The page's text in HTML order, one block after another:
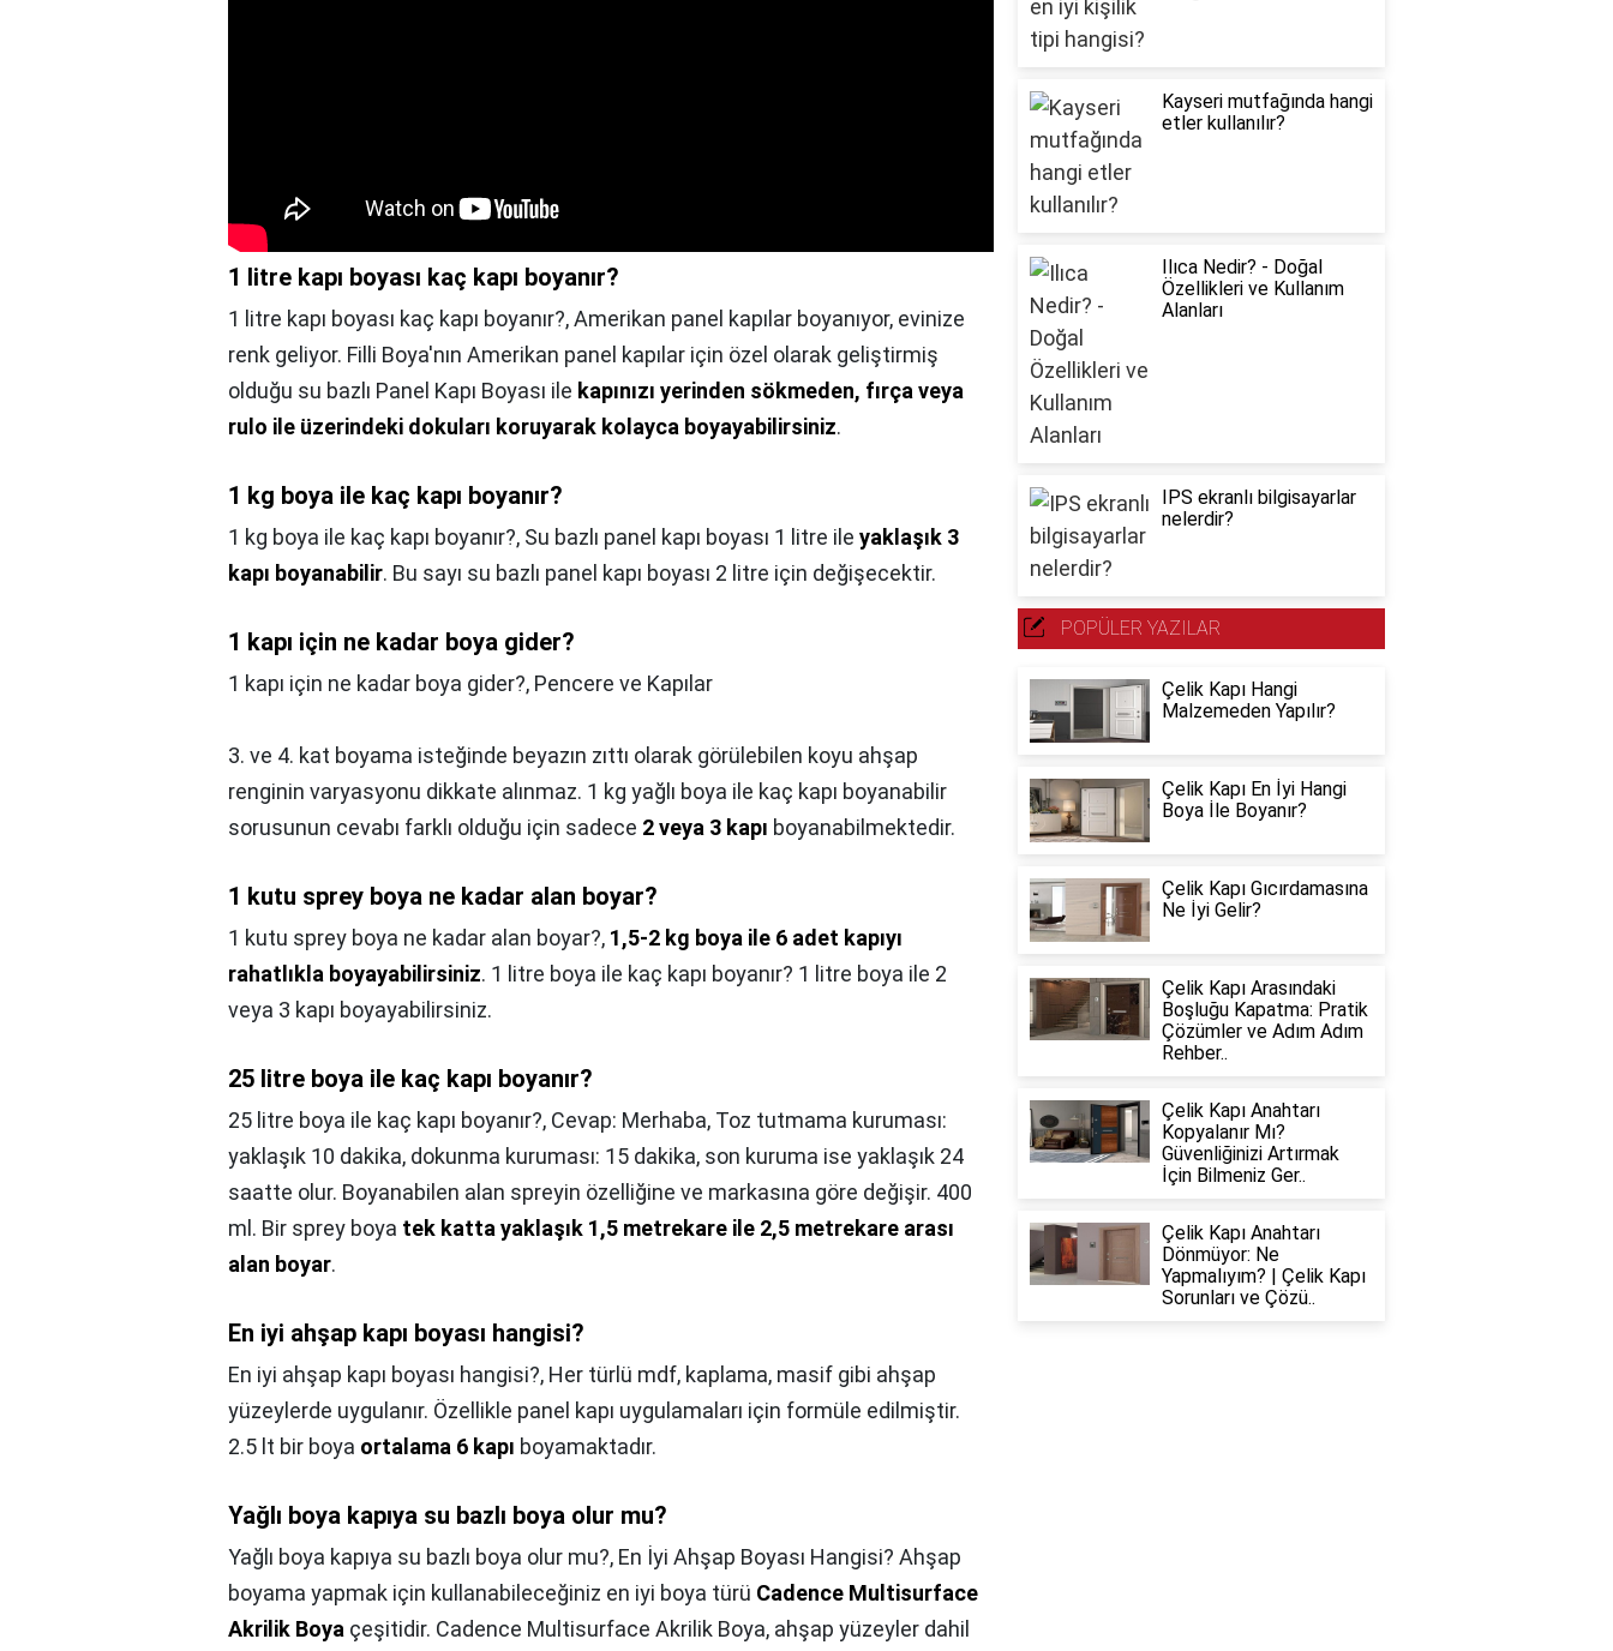
1 litre kapı boyası kaç kapı boyanır?
1 litre kapı boyası kaç kapı boyanır?,Amerikan panel kapılar boyanıyor, evinize
renk geliyor. Filli Boya'nın Amerikan panel kapılar için özel olarak geliştirmiş
olduğu su bazlı Panel Kapı Boyası ile kapınızı yerinden sökmeden, fırça veya
rulo ile üzerindeki dokuları koruyarak kolayca boyayabilirsiniz.
1 kg boya ile kaç kapı boyanır?
1 kg boya ile kaç kapı boyanır?, Su bazlı panel kapı boyası 1 litre ile yaklaşık 3
kapı boyanabilir. Bu sayı su bazlı panel kapı boyası 2 litre için değişecektir.
1 kapı için ne kadar boya gider?
1 kapı için ne kadar boya gider?, Pencere ve Kapılar
3. ve 4. kat boyama isteğinde beyazın zıttı olarak görülebilen koyu ahşap
renginin varyasyonu dikkate alınmaz. 1 kg yağlı boya ile kaç kapı boyanabilir
sorusunun cevabı farklı olduğu için sadece 2 veya 3 kapı boyanabilmektedir.
1 kutu sprey boya ne kadar alan boyar?
1 kutu sprey boya ne kadar alan boyar?, 1,5-2 kg boya ile 6 adet kapıyı
rahatlıkla boyayabilirsiniz. 1 litre boya ile kaç kapı boyanır? 1 litre boya ile 2
veya 3 kapı boyayabilirsiniz.
25 litre boya ile kaç kapı boyanır?
25 litre boya ile kaç kapı boyanır?, Cevap: Merhaba, Toz tutmama kuruması:
yaklaşık 10 dakika, dokunma kuruması: 15 dakika, son kuruma ise yaklaşık 24
saatte olur. Boyanabilen alan spreyin özelliğine ve markasına göre değişir. 400
ml. Bir sprey boya tek katta yaklaşık 1,5 metrekare ile 2,5 metrekare arası
alan boyar.
En iyi ahşap kapı boyası hangisi?
En iyi ahşap kapı boyası hangisi?, Her türlü mdf, kaplama, masif gibi ahşap
yüzeylerde uygulanır. Özellikle panel kapı uygulamaları için formüle edilmiştir.
2.5 lt bir boya ortalama 6 kapı boyamaktadır.
Yağlı boya kapıya su bazlı boya olur mu?
Yağlı boya kapıya su bazlı boya olur mu?, En İyi Ahşap Boyası Hangisi? Ahşap
boyama yapmak için kullanabileceğiniz en iyi boya türü Cadence Multisurface
Akrilik Boya çeşitidir. Cadence Multisurface Akrilik Boya, ahşap yüzeyler dahil
Kayseri mutfağında hangi
etler kullanılır?
Ilıca Nedir? - Doğal
Özellikleri ve Kullanım
Alanları
IPS ekranlı bilgisayarlar
nelerdir?
POPÜLER YAZILAR
Çelik Kapı Hangi
Malzemeden Yapılır?
Çelik Kapı En İyi Hangi
Boya İle Boyanır?
Çelik Kapı Gıcırdamasına
Ne İyi Gelir?
Çelik Kapı Arasındaki
Boşluğu Kapatma: Pratik
Çözümler ve Adım Adım
Rehber..
Çelik Kapı Anahtarı
Kopyalanır Mı?
Güvenliğinizi Artırmak
İçin Bilmeniz Ger..
Çelik Kapı Anahtarı
Dönmüyor: Ne
Yapmalıyım? | Çelik Kapı
Sorunları ve Çözü..